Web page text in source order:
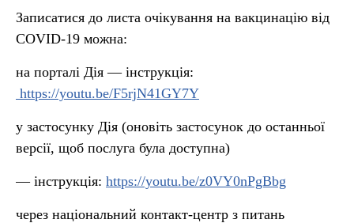
Записатися до листа очікування на вакцинацію від
COVID-19 можна:
на порталі Дія — інструкція:
https://youtu.be/F5rjN41GY7Y
у застосунку Дія (оновіть застосунок до останньої
версії, щоб послуга була доступна)
— інструкція: https://youtu.be/z0VY0nPgBbg
через національний контакт-центр з питань